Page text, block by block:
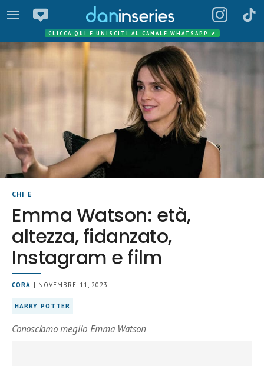
CLICCA QUI E UNISCITI AL CANALE WHATSAPP ✔
CHI È
Emma Watson: età,
altezza, fidanzato,
Instagram e film
CORA | NOVEMBRE 11, 2023
HARRY POTTER
Conosciamo meglio Emma Watson